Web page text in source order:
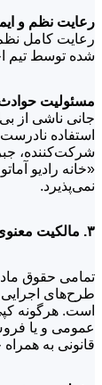
رعایت نظم و
رعایت کامل
شده توسط تیم
مسئولیت
جانی ناشی از
استفاده
شرکت‌کننده،
«خانه رادیو
نمی‌پذیرد.
۳. مالکیت معنوی (کپی‌رایت)
تمامی حقوق
طرح‌های اجرایی
است. هرگونه
عمومی و یا
قانونی به